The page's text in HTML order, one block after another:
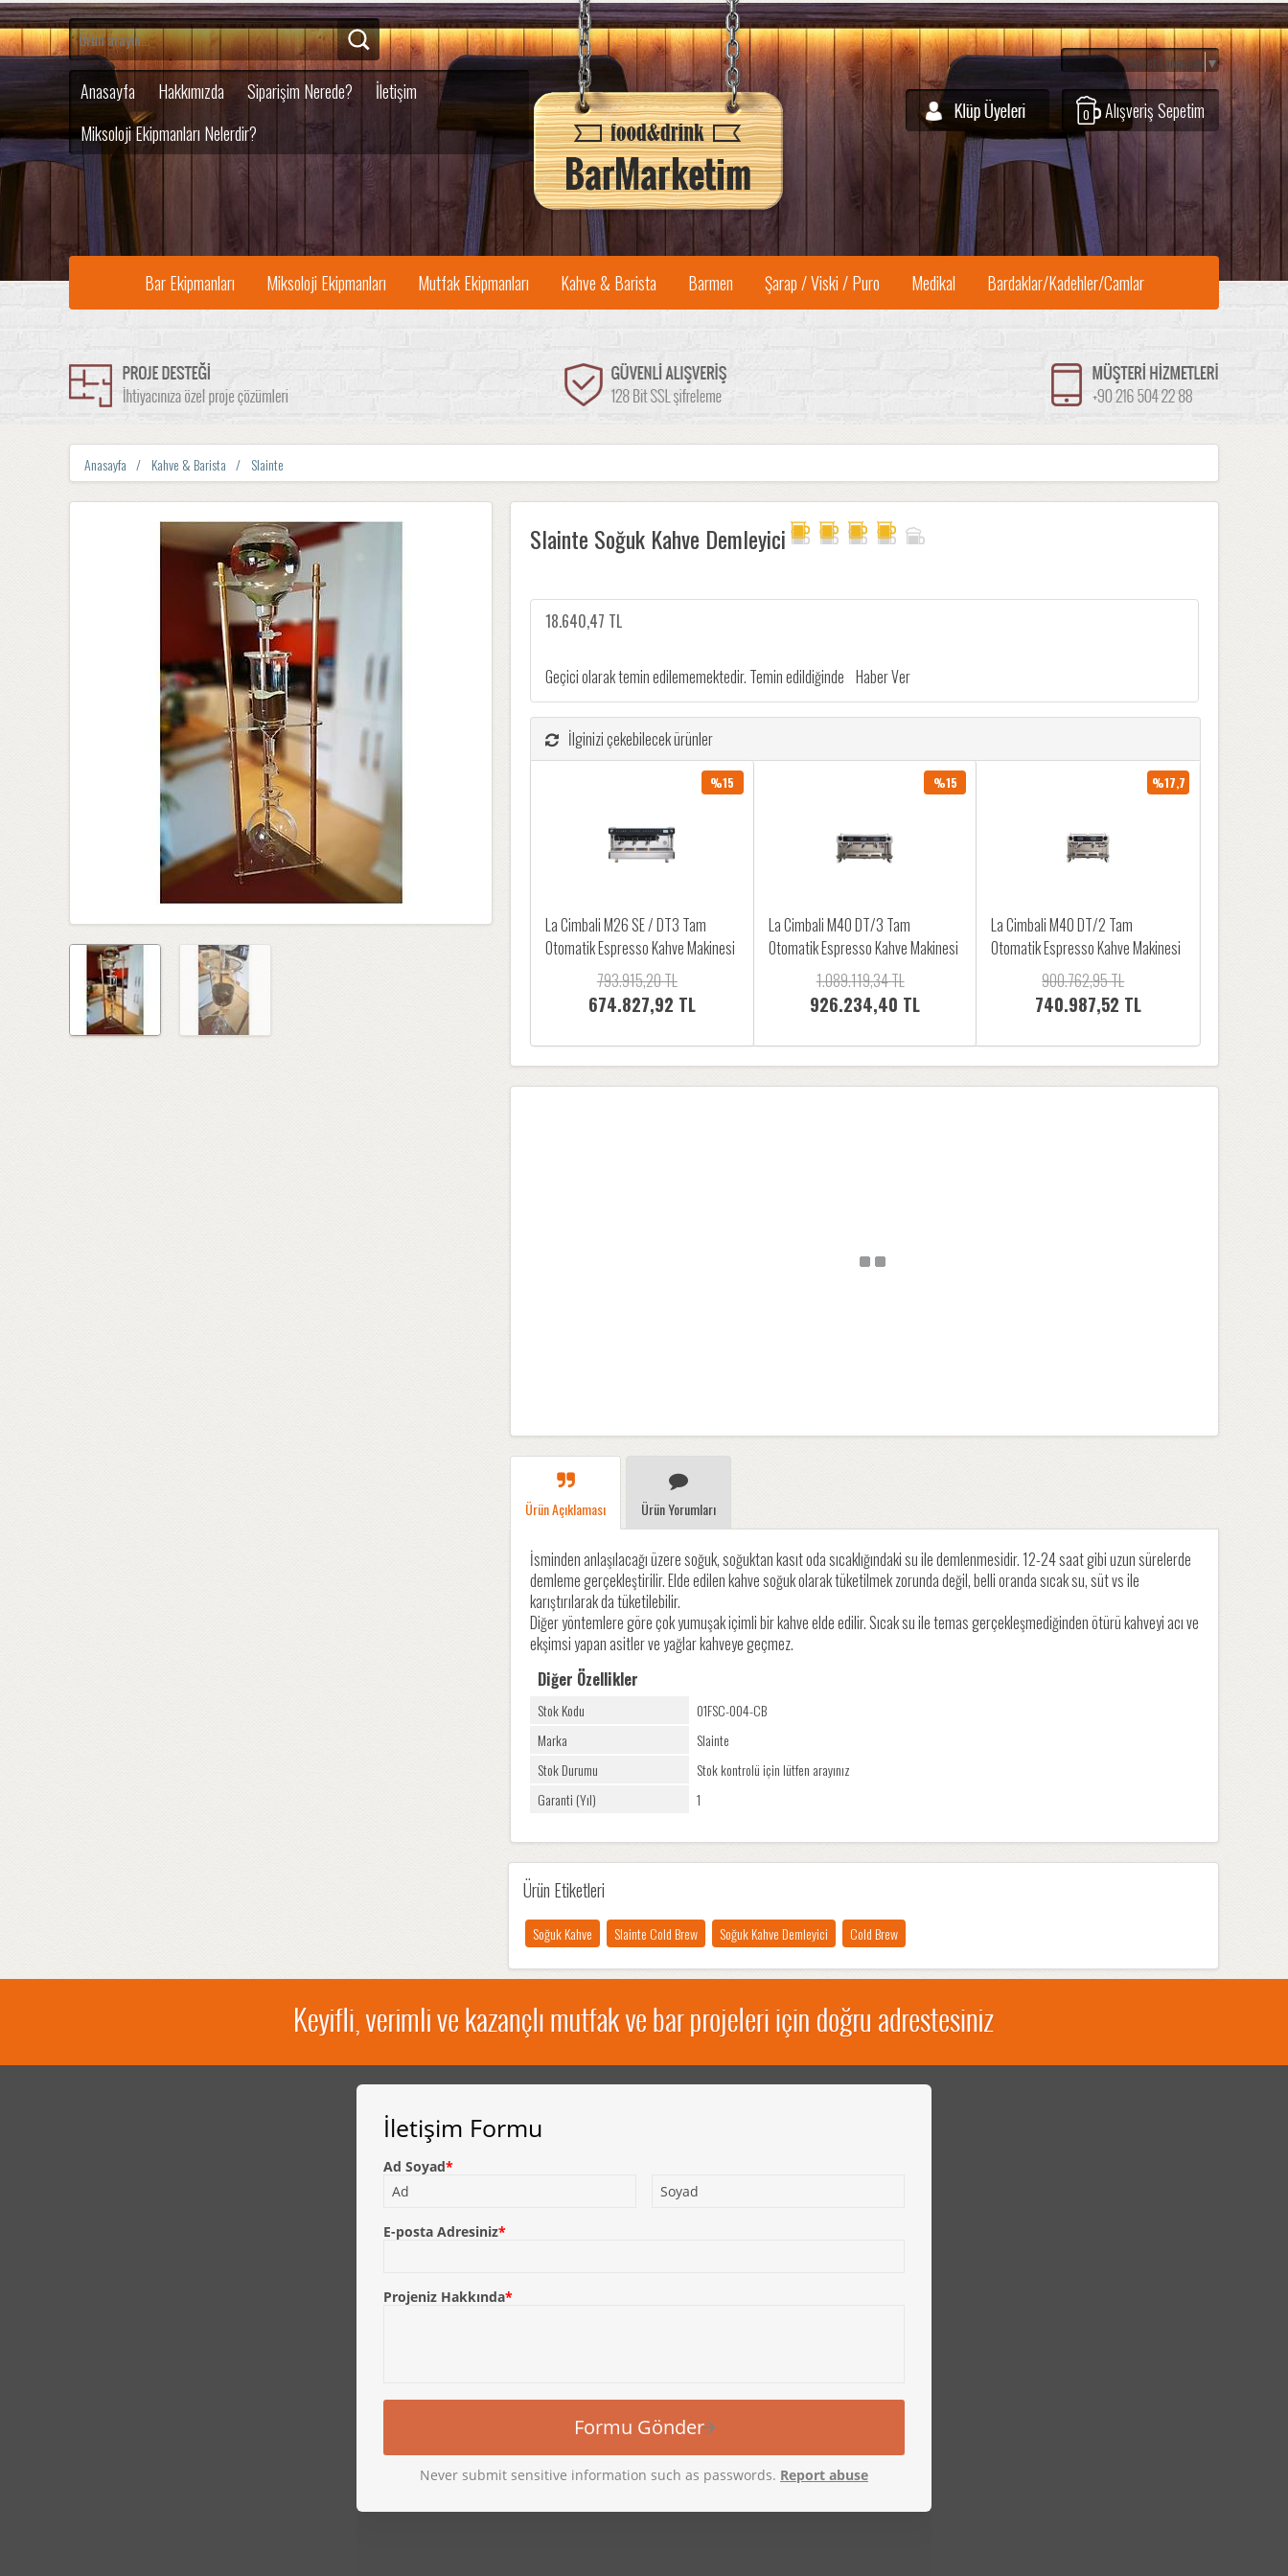
Anasayfa Hakkımızda Siparişim Nerede?
İletişim
Miksoloji Ekipmanları Nelerdir?
Alışveriş Sepetim
0
Select Language ▼
Bar Ekipmanları Miksoloji Ekipmanları Mutfak Ekipmanları Kahve & Barista Barmen Şarap / Viski / Puro Medikal Bardaklar/Kadehler/Camlar
Anasayfa Kahve & Barista Slainte
Slainte Soğuk Kahve Demleyici
18.640,47 TL
Geçici olarak temin edilememektedir. Temin edildiğinde
İlginizi çekebilecek ürünler
%15
La Cimbali M26 SE / DT3 Tam
Otomatik Espresso Kahve Makinesi
793.915,20 TL
674.827,92 TL
%15
La Cimbali M40 DT/3 Tam
Otomatik Espresso Kahve Makinesi
1.089.119,34 TL
926.234,40 TL
%17,7
La Cimbali M40 DT/2 Tam
Otomatik Espresso Kahve Makinesi
900.762,95 TL
740.987,52 TL
Ürün Açıklaması Ürün Yorumları
İsminden anlaşılacağı üzere soğuk, soğuktan kasıt oda sıcaklığındaki su ile demlenmesidir. 12-24 saat gibi uzun sürelerde
demleme gerçekleştirilir. Elde edilen kahve soğuk olarak tüketilmek zorunda değil, belli oranda sıcak su, süt vs ile
karıştırılarak da tüketilebilir.
Diğer yöntemlere göre çok yumuşak içimli bir kahve elde edilir. Sıcak su ile temas gerçekleşmediğinden ötürü kahveyi acı ve
ekşimsi yapan asitler ve yağlar kahveye geçmez.
Diğer Özellikler
Stok Kodu
01FSC-004-CB
Marka
Slainte
Stok Durumu
Stok kontrolü için lütfen arayınız
Garanti (Yıl)
1
Ürün Etiketleri
Soğuk Kahve Slainte Cold Brew Soğuk Kahve Demleyici Cold Brew